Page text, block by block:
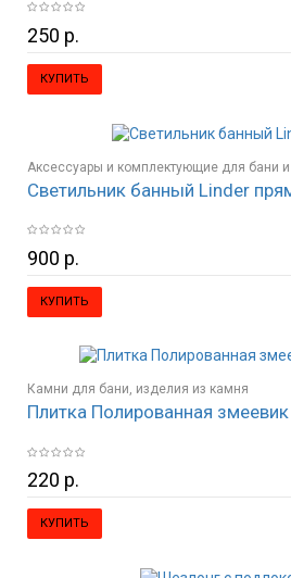
250 р.
КУПИТЬ
Аксессуары и комплектующие для бани
Освещение, светильники
Светильник банный Linder
900 р.
КУПИТЬ
Камни для бани, изделия из камня
Плитка Полированная
220 р.
КУПИТЬ